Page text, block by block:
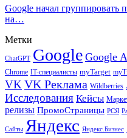
Google начал группировать
на…
Метки
ChatGPT Google Google
Chrome IT-специалисты myTarget
VK VK Реклама Wildberries
Исследования Кейсы
релизы ПромоСтраницы РСЯ
Сайты Яндекс Яндекс.Бизнес